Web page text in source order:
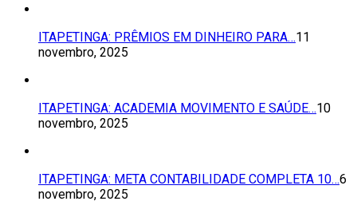
ITAPETINGA: PRÊMIOS EM DINHEIRO PARA…11
novembro, 2025
ITAPETINGA: ACADEMIA MOVIMENTO E SAÚDE…10
novembro, 2025
ITAPETINGA: META CONTABILIDADE COMPLETA 10…6
novembro, 2025